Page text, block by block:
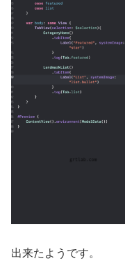
出来たようです。